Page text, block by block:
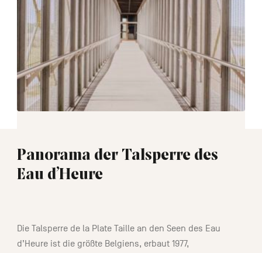
Panorama der Talsperre des
Eau d’Heure
Die Talsperre de la Plate Taille an den Seen des Eau
d’Heure ist die größte Belgiens, erbaut 1977,